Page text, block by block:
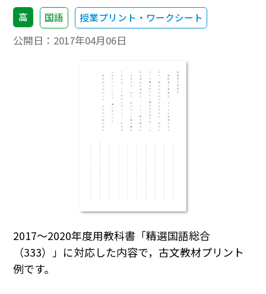
高 国語 授業プリント・ワークシート
公開日： 2017年04月06日
2017～2020年度用教科書「精選国語総合
（333）」に対応した内容で，古文教材プリント
例です。